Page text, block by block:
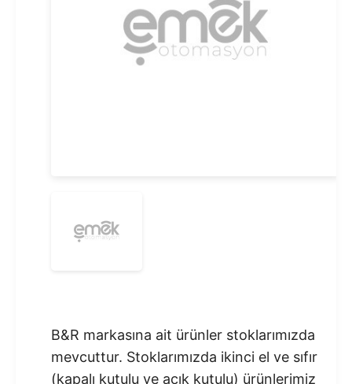
B&R markasına ait ürünler stoklarımızda
mevcuttur. Stoklarımızda ikinci el ve sıfır
(kapalı kutulu ve açık kutulu) ürünlerimiz